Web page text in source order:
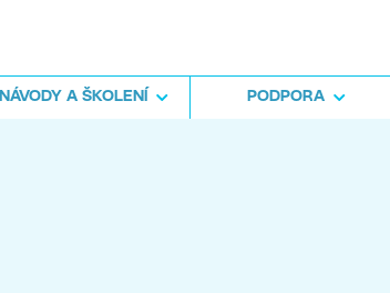
NÁVODY A ŠKOLENÍ PODPORA